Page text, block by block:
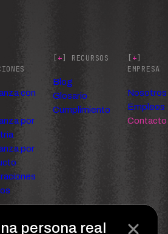
persona real
con
por
por
[+] RECURSOS
Blog
Glosario
Cumplimiento
[+]
EMPRESA
Nosotros
Empleos
Contacto